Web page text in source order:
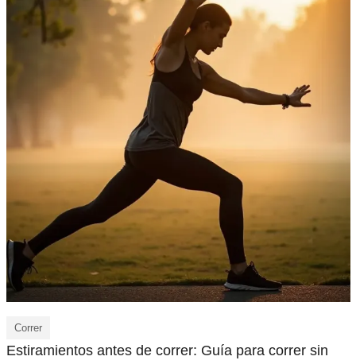
Correr
Estiramientos antes de correr: Guía para correr sin